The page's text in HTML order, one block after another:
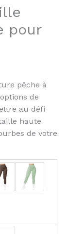
pour
pêche à
de
au défi
haute
de votre